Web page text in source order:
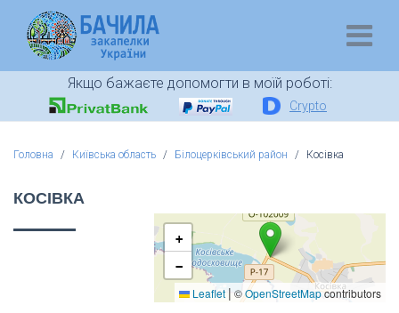
Якщо бажаєте допомогти в моїй роботі:
Crypto
Головна Київська область Білоцерківський район Косівка
КОСІВКА
+
−
Leaflet | ©OpenStreetMapcontributors